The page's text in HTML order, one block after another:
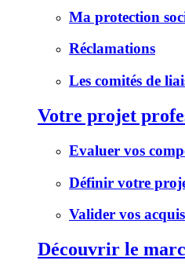
Ma protection
Réclamations
Les comités de
Votre projet
Evaluer vos
Définir votre
Valider vos acquis
Découvrir le